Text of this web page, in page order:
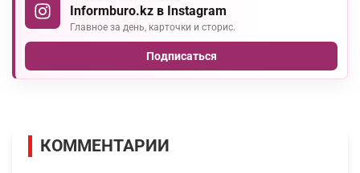
Informburo.kz в Instagram
Главное за день, карточки и сторис.
Подписаться
КОММЕНТАРИИ